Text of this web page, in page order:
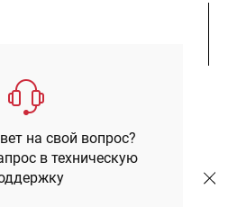
на свой вопрос?
в техническую